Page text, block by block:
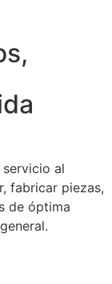
servicio al
fabricar piezas,
de óptima